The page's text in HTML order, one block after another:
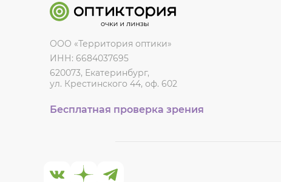
ООО «Территория оптики»
ИНН: 6684037695
620073, Екатеринбург,
ул. Крестинского 44, оф. 602
Бесплатная проверка зрения